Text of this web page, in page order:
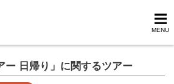
MENU
ー 日帰り」に関するツアー